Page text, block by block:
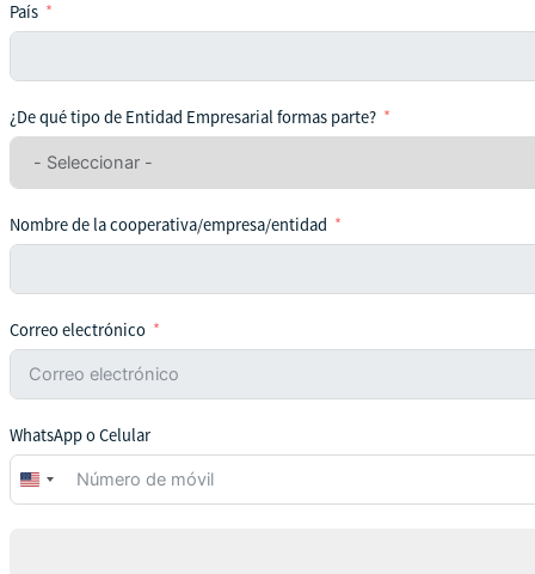
País
¿De qué tipo de Entidad Empresarial formas parte?
Nombre de la cooperativa/empresa/entidad
Correo electrónico
WhatsApp o Celular
United
States